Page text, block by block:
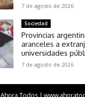
7 de agosto de 2026
Sociedad
Provincias
aranceles a
universidades
7 de agosto de 2026
Ahora Todos |